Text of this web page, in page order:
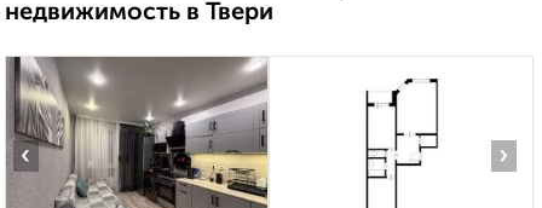
недвижимость в Твери
‹ ›